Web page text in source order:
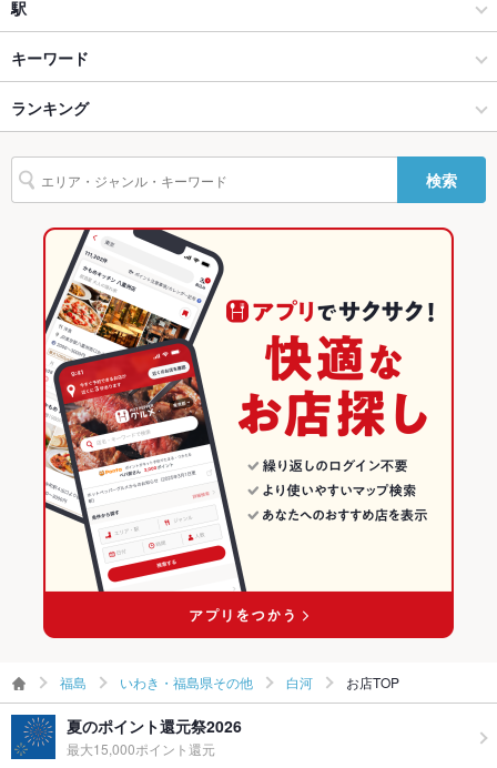
設備
Wi-Fi
バリアフリ
ー
なし ：車椅子のお客様は当店スタッフまでご連絡をお願いいた
します。スタッフが出来る限りのご対応をいたします。
駐車場 あり ：32台
その他設備
★ご宴会やご家族に！厳選牛+飲放付コース/70品食べ放題/100
品食べ放題など内容充実★
飲み放題
あり ：飲み放題は食べ放題若しくはコースをご注文の方に限り
承ります☆食べ放題＆飲み放題クーポンを多数ご用意♪
食べ放題
あり ：量にも質にもこだわった食べ放題をご用意♪少人数でも
大人数でもご利用頂けます♪
カクテル充実、焼酎充実、日本酒充実
お子様連れ
お子様連れ歓迎 ：お子様メニューあり★ご家族でのご来店お待
ちしております♪
ー二次会
歓迎
充実の食べ飲み放題♪少～大人数宴会、打ち上げ、ご家族、デ
焼肉
いわき・福島県その他 × 焼肉・ホルモン
いわき・福島県その他 × 焼肉
白河駅 × 焼肉・ホルモン
白河駅 × 焼肉
韓国料理
サムギョプサル
いわき・福島県その他 × 韓国料理
いわき・福島県その他 × サムギョプサル
白河駅 × 韓国料理
白河駅 × サムギョプサル
白河
白河 × 焼肉・ホルモン
白河 × 焼肉
白河 × 韓国料理
白河 × サムギョプサル
福島 × 焼肉・ホルモン
福島 × 焼肉
福島 × 韓国料理
福島 × サムギョプサル
駅
白河駅
キーワード
エビ料理
チーズフォンデュ たこ焼き 油そば
ランキング
福島のグルメランキング
福島の焼肉・ホルモンランキング
いわき・福島県その他のグルメランキング
いわき・福島県その他の焼肉・ホルモンランキング
白河のグルメランキング
白河の焼肉・ホルモンランキング
検索
福島 いわき・福島県その他 白河 お店TOP
夏のポイント還元祭2026
最大15,000ポイント還元